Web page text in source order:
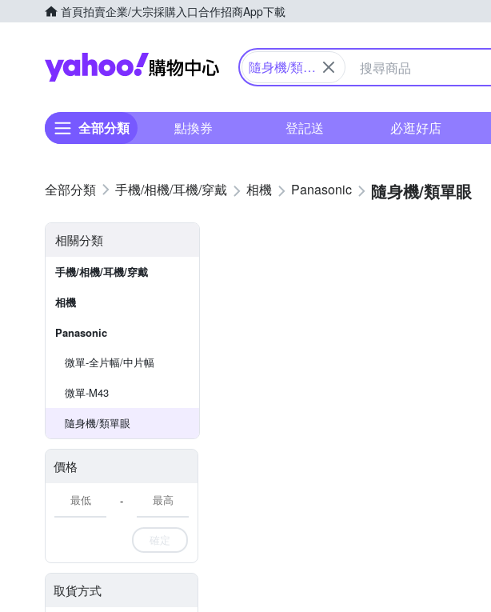
首頁拍賣企業/大宗採購入口合作招商App下載
Yahoo購物中心
隨身機/類單
全部分類 點換券 登記送 必逛好店
手機/相機/耳機/穿戴 相機 Panasonic 隨身機/類單眼
相關分類
手機/相機/耳機/穿戴
相機
Panasonic
微單-全片幅/中片幅
微單-M43
隨身機/類單眼
價格
-
確定
取貨方式